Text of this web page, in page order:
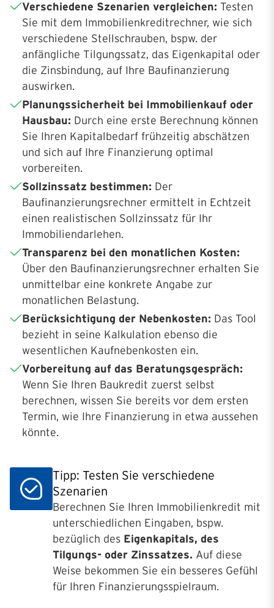
Verschiedene Szenarien vergleichen: Testen
Sie mit dem Immobilienkreditrechner, wie sich
verschiedene Stellschrauben, bspw. der
anfängliche Tilgungssatz, das Eigenkapital oder
die Zinsbindung, auf Ihre Baufinanzierung
auswirken.
Planungssicherheit bei Immobilienkauf oder
Hausbau: Durch eine erste Berechnung können
Sie Ihren Kapitalbedarf frühzeitig abschätzen
und sich auf Ihre Finanzierung optimal
vorbereiten.
Sollzinssatz bestimmen: Der
Baufinanzierungsrechner ermittelt in Echtzeit
einen realistischen Sollzinssatz für Ihr
Immobiliendarlehen.
Transparenz bei den monatlichen Kosten:
Über den Baufinanzierungsrechner erhalten Sie
unmittelbar eine konkrete Angabe zur
monatlichen Belastung.
Berücksichtigung der Nebenkosten: Das Tool
bezieht in seine Kalkulation ebenso die
wesentlichen Kaufnebenkosten ein.
Vorbereitung auf das Beratungsgespräch:
Wenn Sie Ihren Baukredit zuerst selbst
berechnen, wissen Sie bereits vor dem ersten
Termin, wie Ihre Finanzierung in etwa aussehen
könnte.
Tipp: Testen Sie verschiedene
Szenarien
Berechnen Sie Ihren Immobilienkredit mit
unterschiedlichen Eingaben, bspw.
bezüglich des Eigenkapitals, des
Tilgungs- oder Zinssatzes. Auf diese
Weise bekommen Sie ein besseres Gefühl
für Ihren Finanzierungsspielraum.